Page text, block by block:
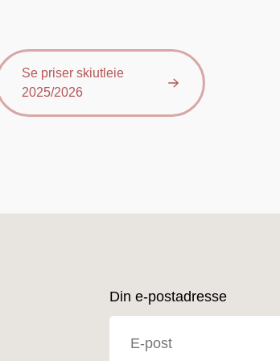
Se priser skiutleie
2025/2026
Din e-postadresse